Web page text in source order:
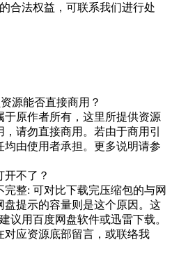
合法权益，可联系我们进行处
源能否直接商用？
于原作者所有，这里所提供资源
请勿直接商用。若由于商用引
均由使用者承担。更多说明请参
开不了？
整: 可对比下载完压缩包的与网
盘提示的容量则是这个原因。这
议用百度网盘软件或迅雷下载。
对应资源底部留言，或联络我